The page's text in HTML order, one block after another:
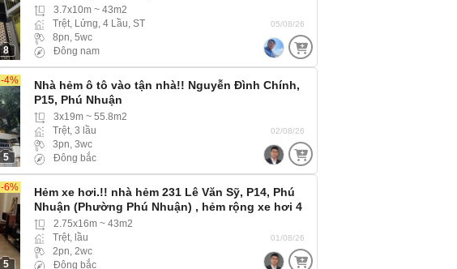
8
3.7x10m ~ 43m2
Trệt, Lửng, 4 Lầu, ST
8pn, 5wc
Đông nam
05/08/26
-4%
5
Nhà hẻm ô tô vào tận nhà!! Nguyễn Đình Chính,
P15, Phú Nhuận
3x19m ~ 55.8m2
Trệt, 3 lầu
3pn, 3wc
Đông bắc
02/08/26
-6%
5
Hẻm xe hơi.!! nhà hẻm 231 Lê Văn Sỹ, P14, Phú
Nhuận (Phường Phú Nhuận) , hẻm rộng xe hơi 4
chỗ vào tới nhà
2.75x16m ~ 43m2
Trệt, lầu
2pn, 2wc
Đông bắc
01/08/26